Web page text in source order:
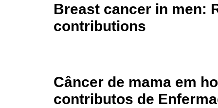
Breast cancer in men:
contributions
Câncer de mama em
contributos de